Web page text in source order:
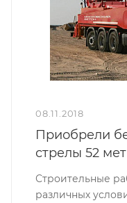
08.11.2018
Приобрели
стрелы 52
Строительные
различных